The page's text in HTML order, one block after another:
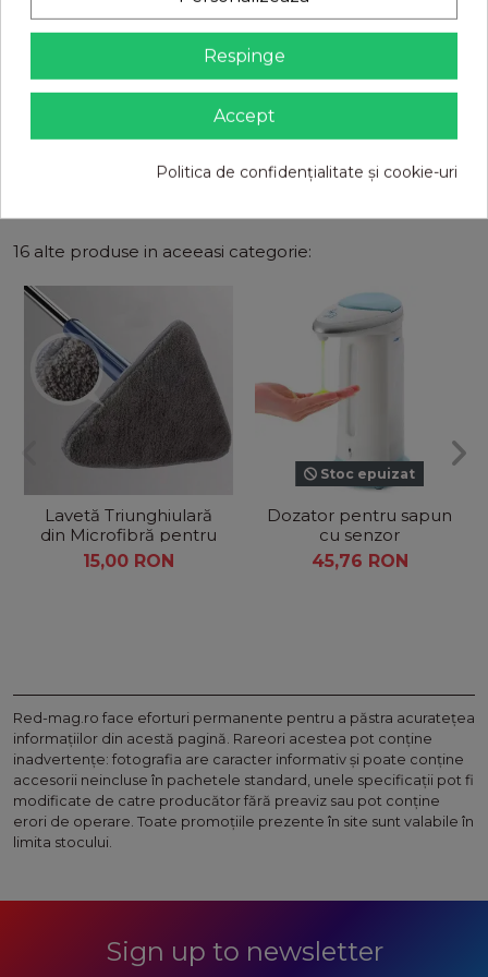
- Greutate: 772 g
1 xRobinet Electric Instant cu Display
16 alte produse in aceeasi categorie:
Lavetă Triunghiulară
din Microfibră pentru
Mop cu Cap Rotativ
360°
15,00 RON
Stoc epuizat
Dozator pentru sapun
cu senzor
45,76 RON
Red-mag.ro face eforturi permanente pentru a păstra acurateţea
informaţiilor din acestă pagină. Rareori acestea pot conţine
inadvertenţe: fotografia are caracter informativ şi poate conţine
accesorii neincluse în pachetele standard, unele specificaţii pot fi
modificate de catre producător fără preaviz sau pot conţine
erori de operare. Toate promoţiile prezente în site sunt valabile în
limita stocului.
Sign up to newsletter
Respinge
Accept
Politica de confidențialitate și cookie-uri